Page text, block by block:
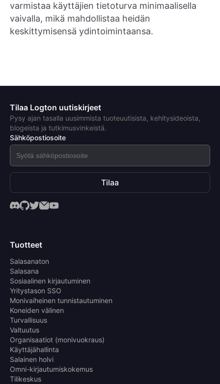
varmistaa käyttäjien tietoturva minimaalisella
vaivalla, mikä mahdollistaa heidän
keskittymisensä ydintoimintaansa.
Tilaa Logton uutiskirjeet
Pysy ajan tasalla uusimmista tuoteuutisista, kehitysideoista,
blogeista ja tutkimusvinkeistä.
Sähköpostiosoite
Tilaa
Tuotteet
Salasanaton
Salasana
Sosiaalinen kirjautuminen
Yritystason SSO
Monivaiheinen tunnistautuminen
Koneiden välinen
Turvallisuus
Valtuutus
Organisaatiot (monivuokraus)
Käyttäjähallinta
Salainen holvi
Omni-kirjautumiskokemus
Tilikeskus